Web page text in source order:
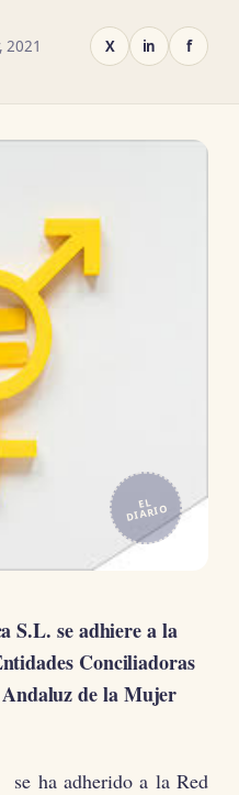
2021 X in f
EL
DIARIO
S.L. se adhiere a la
Conciliadoras
de la Mujer
ha adherido a la Red